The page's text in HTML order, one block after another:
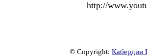
http://
© Copyright: Кабердин